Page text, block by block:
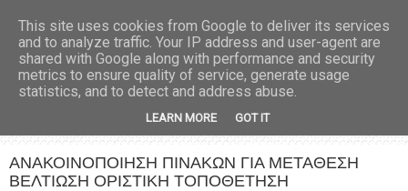
ΑΝΑΚΟΙΝΟΠΟΙΗΣΗ ΠΙΝΑΚΩΝ ΓΙΑ ΜΕΤΑΘΕΣΗ
ΒΕΛΤΙΩΣΗ ΟΡΙΣΤΙΚΗ ΤΟΠΟΘΕΤΗΣΗ
This site uses cookies from Google to deliver its services
and to analyze traffic. Your IP address and user-agent are
shared with Google along with performance and security
metrics to ensure quality of service, generate usage
statistics, and to detect and address abuse.
LEARN MORE GOT IT